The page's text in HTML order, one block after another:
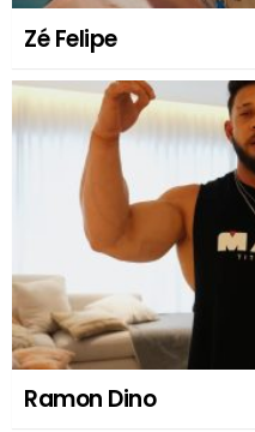
Zé Felipe
Ramon Dino